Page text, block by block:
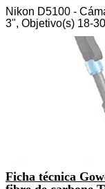
Nikon D5100 -
3", Objetivo(s) 18-
Ficha técnica